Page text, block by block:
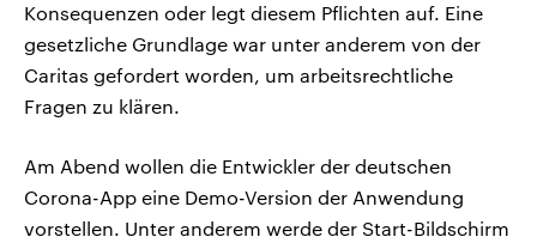
Konsequenzen oder legt diesem Pflichten auf. Eine
gesetzliche Grundlage war unter anderem von der
Caritas gefordert worden, um arbeitsrechtliche
Fragen zu klären.
Am Abend wollen die Entwickler der deutschen
Corona-App eine Demo-Version der Anwendung
vorstellen. Unter anderem werde der Start-Bildschirm